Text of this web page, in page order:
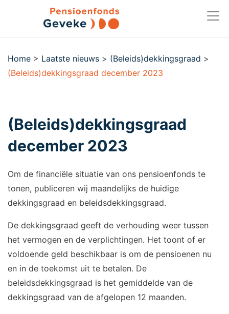
Home > Laatste nieuws > (Beleids)dekkingsgraad >
(Beleids)dekkingsgraad december 2023
(Beleids)dekkingsgraad
december 2023
Om de financiële situatie van ons pensioenfonds te
tonen, publiceren wij maandelijks de huidige
dekkingsgraad en beleidsdekkingsgraad.
De dekkingsgraad geeft de verhouding weer tussen
het vermogen en de verplichtingen. Het toont of er
voldoende geld beschikbaar is om de pensioenen nu
en in de toekomst uit te betalen. De
beleidsdekkingsgraad is het gemiddelde van de
dekkingsgraad van de afgelopen 12 maanden.